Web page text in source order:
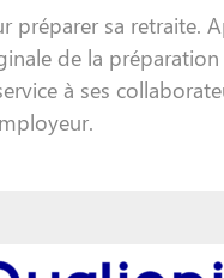
sa retraite.
de la
à ses